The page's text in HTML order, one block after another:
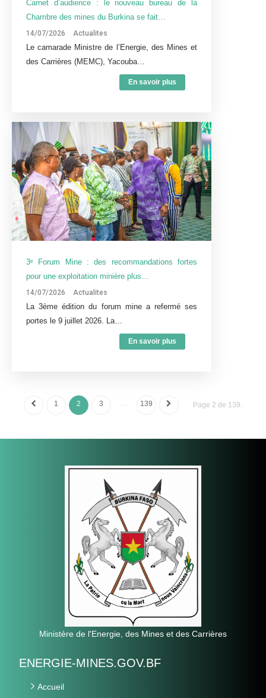
Carnet d’audience : le nouveau bureau de la
Chambre des mines du Burkina se fait…
14/07/2026 Actualites
Le camarade Ministre de l’Energie, des Mines et
des Carrières (MEMC), Yacouba…
En savoir plus
3ᵉ Forum Mine : des recommandations fortes
pour une exploitation minière plus…
14/07/2026 Actualites
La 3ème édition du forum mine a refermé ses
portes le 9 juillet 2026. La…
En savoir plus
Page 2 de 139.
1 2 3 … 139
Ministère de l'Energie, des Mines et des Carrières
ENERGIE-MINES.GOV.BF
Accueil